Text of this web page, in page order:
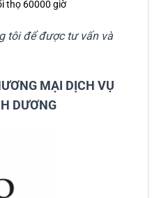
thọ 60000 giờ
tôi để được tư vấn và
MẠI DỊCH VỤ
DƯƠNG